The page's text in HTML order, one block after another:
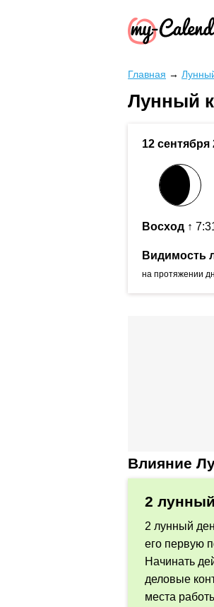
Главная →
Лунный
12 сентября
Восход ↑
Видимость
на протяжении
Влияние
2
2 лунный
его первую
Начинать
деловые
места